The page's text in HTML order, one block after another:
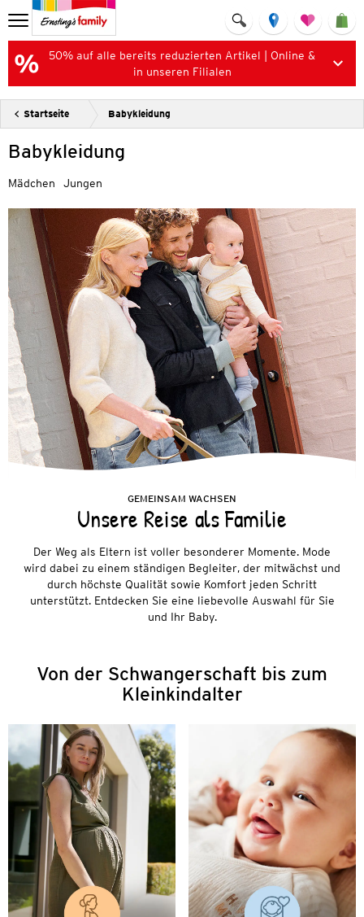
50% auf alle bereits reduzierten Artikel | Online &
in unseren Filialen
Startseite Babykleidung
Babykleidung
Mädchen Jungen
GEMEINSAM WACHSEN
Unsere Reise als Familie
Der Weg als Eltern ist voller besonderer Momente. Mode
wird dabei zu einem ständigen Begleiter, der mitwächst und
durch höchste Qualität sowie Komfort jeden Schritt
unterstützt. Entdecken Sie eine liebevolle Auswahl für Sie
und Ihr Baby.
Von der Schwangerschaft bis zum
Kleinkindalter